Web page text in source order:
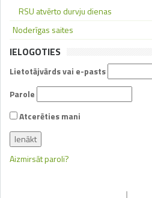
RSU atvērto durvju dienas
Noderīgas saites
IELOGOTIES
Lietotājvārds vai e-pasts
Parole
Atcerēties mani
Aizmirsāt paroli?